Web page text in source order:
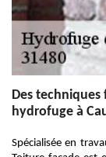
Des techniques
hydrofuge à
Spécialisée en